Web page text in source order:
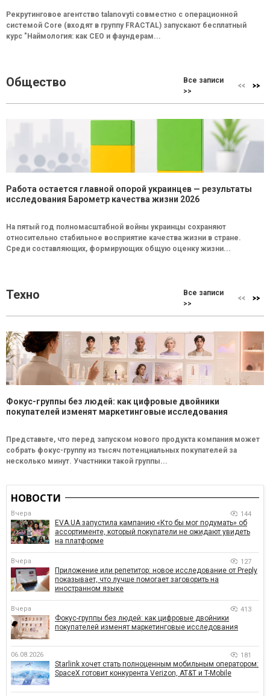
Рекрутинговое агентство talanovyti совместно с операционной
системой Core (входят в группу FRACTAL) запускают бесплатный
курс "Наймология: как СEO и фаундерам...
Общество
Все записи
>>
Работа остается главной опорой украинцев — результаты
исследования Барометр качества жизни 2026
На пятый год полномасштабной войны украинцы сохраняют
относительно стабильное восприятие качества жизни в стране.
Среди составляющих, формирующих общую оценку жизни...
Техно
Все записи
>>
Фокус-группы без людей: как цифровые двойники
покупателей изменят маркетинговые исследования
Представьте, что перед запуском нового продукта компания может
собрать фокус-группу из тысяч потенциальных покупателей за
несколько минут. Участники такой группы...
НОВОСТИ
Вчера 144
EVA.UA запустила кампанию «Кто бы мог подумать» об
ассортименте, который покупатели не ожидают увидеть
на платформе
Вчера 127
Приложение или репетитор: новое исследование от Preply
показывает, что лучше помогает заговорить на
иностранном языке
Вчера 413
Фокус-группы без людей: как цифровые двойники
покупателей изменят маркетинговые исследования
06.08.2026 181
Starlink хочет стать полноценным мобильным оператором:
SpaceX готовит конкурента Verizon, AT&T и T-Mobile